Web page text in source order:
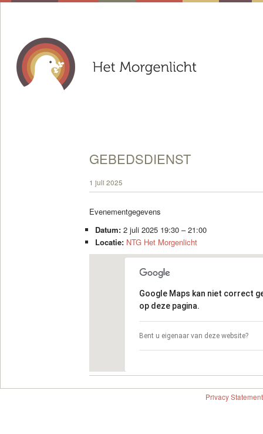
GEBEDSDIENST
1 juli 2025
Evenementgegevens
Datum: 2 juli 2025 19:30–21:00
Locatie: NTG Het Morgenlicht
Google Maps kan niet correct
op deze pagina.
Bent u eigenaar van deze website?
Privacy Statement